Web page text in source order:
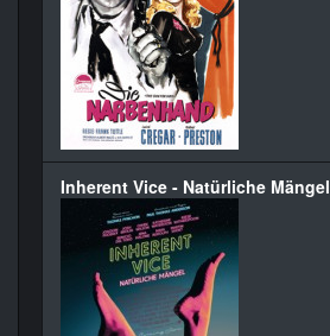
Inherent Vice - Natürliche Mängel